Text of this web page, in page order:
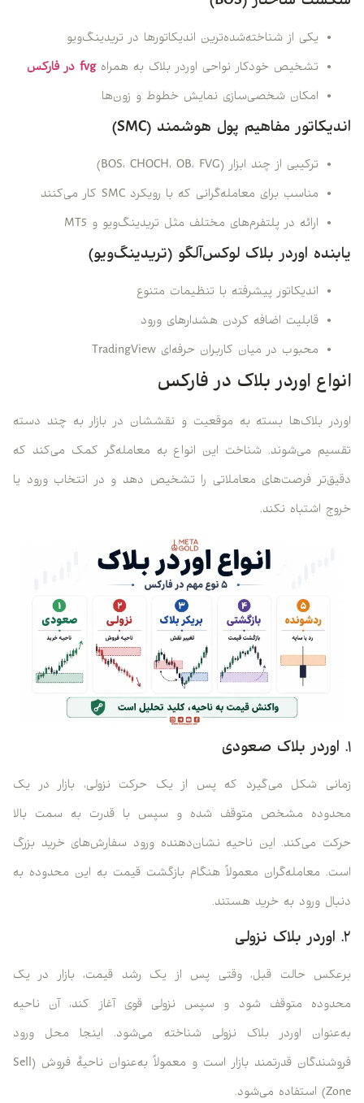
یکی از شناخته‌شده‌ترین اندیکاتورها در تریدینگ‌ویو
تشخیص خودکار نواحی اوردر بلاک به همراهfvg در فارکس
امکان شخصی‌سازی نمایش خطوط و زون‌ها
اندیکاتور مفاهیم پول هوشمند (SMC)
ترکیبی از چند ابزار (BOS، CHOCH، OB، FVG)
مناسب برای معامله‌گرانی که با رویکرد SMC کار می‌کنند
ارائه در پلتفرم‌های مختلف مثل تریدینگ‌ویو و MT5
یابنده اوردر بلاک لوکس‌آلگو (تریدینگ‌ویو)
اندیکاتور پیشرفته با تنظیمات متنوع
قابلیت اضافه کردن هشدارهای ورود
محبوب در میان کاربران حرفه‌ای TradingView
انواع اوردر بلاک در فارکس
اوردر بلاک‌ها بسته به موقعیت و نقششان در بازار به چند دسته
تقسیم می‌شوند. شناخت این انواع به معامله‌گر کمک می‌کند که
دقیق‌تر فرصت‌های معاملاتی را تشخیص دهد و در انتخاب ورود یا
خروج اشتباه نکند.
۱. اوردر بلاک صعودی
زمانی شکل می‌گیرد که پس از یک حرکت نزولی، بازار در یک
محدوده مشخص متوقف شده و سپس با قدرت به سمت بالا
حرکت می‌کند. این ناحیه نشان‌دهنده ورود سفارش‌های خرید بزرگ
است. معامله‌گران معمولاً هنگام بازگشت قیمت به این محدوده به
دنبال ورود به خرید هستند.
۲. اوردر بلاک نزولی
برعکس حالت قبل، وقتی پس از یک رشد قیمت، بازار در یک
محدوده متوقف شود و سپس نزولی قوی آغاز کند، آن ناحیه
به‌عنوان اوردر بلاک نزولی شناخته می‌شود. اینجا محل ورود
فروشندگان قدرتمند بازار است و معمولاً به‌عنوان ناحیۀ فروش (Sell
Zone) استفاده می‌شود.